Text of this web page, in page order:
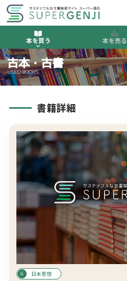
本を買う 本を売る
古本・古書
USED BOOKS
書籍詳細
日本思想